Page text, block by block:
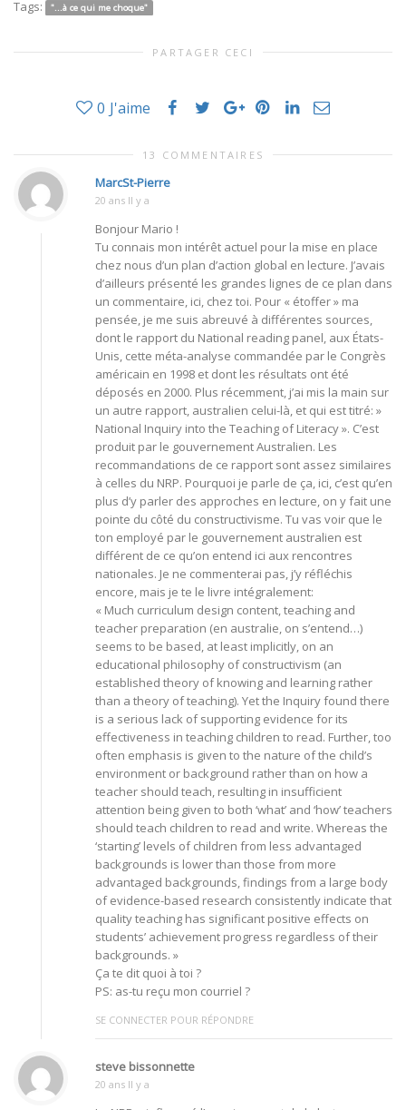
Tags:
"...à ce qui me choque"
PARTAGER CECI
0 J'aime
13 COMMENTAIRES
MarcSt-Pierre
20 ans Il y a
Bonjour Mario !
Tu connais mon intérêt actuel pour la mise en place
chez nous d’un plan d’action global en lecture. J’avais
d’ailleurs présenté les grandes lignes de ce plan dans
un commentaire, ici, chez toi. Pour « étoffer » ma
pensée, je me suis abreuvé à différentes sources,
dont le rapport du National reading panel, aux États-
Unis, cette méta-analyse commandée par le Congrès
américain en 1998 et dont les résultats ont été
déposés en 2000. Plus récemment, j’ai mis la main sur
un autre rapport, australien celui-là, et qui est titré: »
National Inquiry into the Teaching of Literacy ». C’est
produit par le gouvernement Australien. Les
recommandations de ce rapport sont assez similaires
à celles du NRP. Pourquoi je parle de ça, ici, c’est qu’en
plus d’y parler des approches en lecture, on y fait une
pointe du côté du constructivisme. Tu vas voir que le
ton employé par le gouvernement australien est
différent de ce qu’on entend ici aux rencontres
nationales. Je ne commenterai pas, j’y réfléchis
encore, mais je te le livre intégralement:
« Much curriculum design content, teaching and
teacher preparation (en australie, on s’entend…)
seems to be based, at least implicitly, on an
educational philosophy of constructivism (an
established theory of knowing and learning rather
than a theory of teaching). Yet the Inquiry found there
is a serious lack of supporting evidence for its
effectiveness in teaching children to read. Further, too
often emphasis is given to the nature of the child’s
environment or background rather than on how a
teacher should teach, resulting in insufficient
attention being given to both ‘what’ and ‘how’ teachers
should teach children to read and write. Whereas the
‘starting’ levels of children from less advantaged
backgrounds is lower than those from more
advantaged backgrounds, findings from a large body
of evidence-based research consistently indicate that
quality teaching has significant positive effects on
students’ achievement progress regardless of their
backgrounds. »
Ça te dit quoi à toi ?
PS: as-tu reçu mon courriel ?
SE CONNECTER POUR RÉPONDRE
steve bissonnette
20 ans Il y a